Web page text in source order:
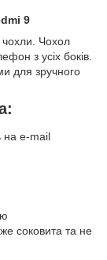
9
чохли. Чохол
з усіх боків.
для зручного
на e-mail
соковита та не